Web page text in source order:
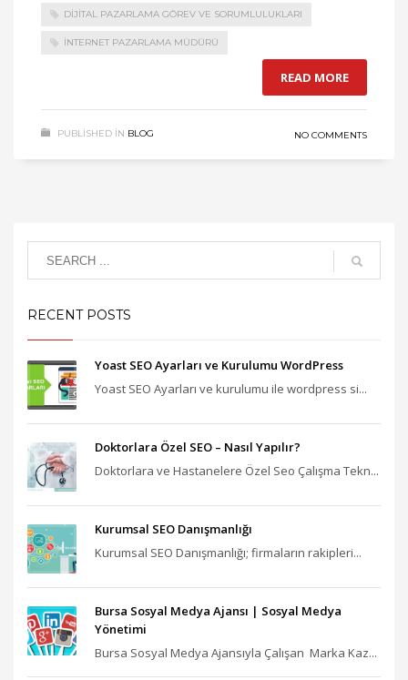
DIJITAL PAZARLAMA GÖREV VE SORUMLULUKLARI
İNTERNET PAZARLAMA MÜDÜRÜ
READ MORE
PUBLISHED IN BLOG NO COMMENTS
RECENT POSTS
Yoast SEO Ayarları ve Kurulumu WordPress
Yoast SEO Ayarları ve kurulumu ile wordpress si...
Doktorlara Özel SEO – Nasıl Yapılır?
Doktorlara ve Hastanelere Özel Seo Çalışma Tekn...
Kurumsal SEO Danışmanlığı
Kurumsal SEO Danışmanlığı; firmaların rakipleri...
Bursa Sosyal Medya Ajansı‎ | Sosyal Medya
Yönetimi
Bursa Sosyal Medya Ajansıyla Çalışan Marka Kaz...